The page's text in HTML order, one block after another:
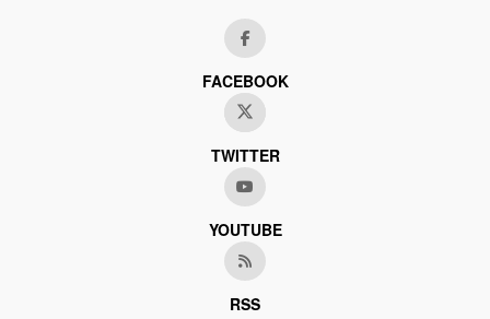
FACEBOOK
TWITTER
YOUTUBE
RSS